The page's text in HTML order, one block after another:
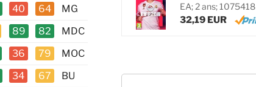
40 64
MG
89 82
MDC
36 79
MOC
34 67
BU
EA; 2 ans; 1075418
32,19 EUR